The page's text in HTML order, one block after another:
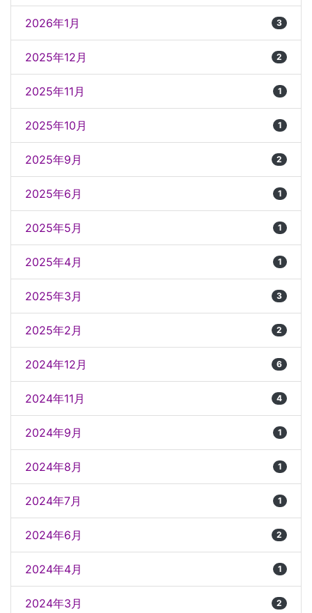
2026年1月 3
2025年12月 2
2025年11月 1
2025年10月 1
2025年9月 2
2025年6月 1
2025年5月 1
2025年4月 1
2025年3月 3
2025年2月 2
2024年12月 6
2024年11月 4
2024年9月 1
2024年8月 1
2024年7月 1
2024年6月 2
2024年4月 1
2024年3月 2